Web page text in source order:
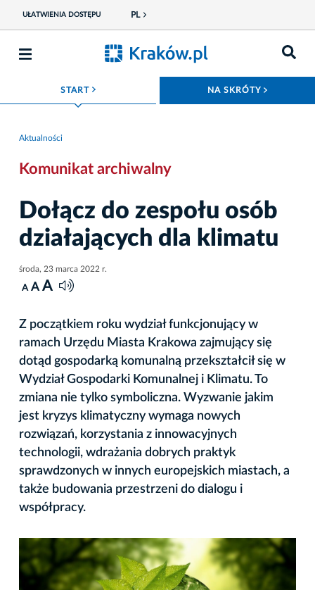
UŁATWIENIA DOSTĘPU PL
START ROZWIŃ MENU NA SKRÓTY
Aktualności
Komunikat archiwalny
Dołącz do zespołu osób
działających dla klimatu
środa, 23 marca 2022 r.
A A A
Z początkiem roku wydział funkcjonujący w
ramach Urzędu Miasta Krakowa zajmujący się
dotąd gospodarką komunalną przekształcił się w
Wydział Gospodarki Komunalnej i Klimatu. To
zmiana nie tylko symboliczna. Wyzwanie jakim
jest kryzys klimatyczny wymaga nowych
rozwiązań, korzystania z innowacyjnych
technologii, wdrażania dobrych praktyk
sprawdzonych w innych europejskich miastach, a
także budowania przestrzeni do dialogu i
współpracy.